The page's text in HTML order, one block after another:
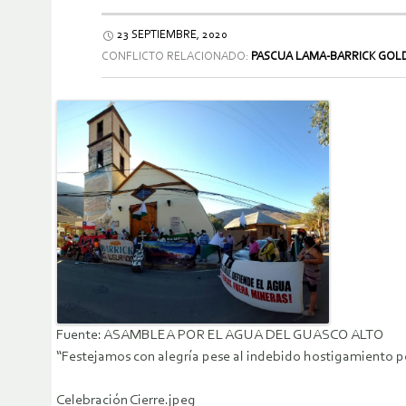
23 SEPTIEMBRE, 2020
CONFLICTO RELACIONADO: PASCUA LAMA-BARRICK
Fuente: ASAMBLEA POR EL AGUA DEL GUASCO ALTO
“Festejamos con alegría pese al indebido hostigamiento
Celebración Cierre.jpeg